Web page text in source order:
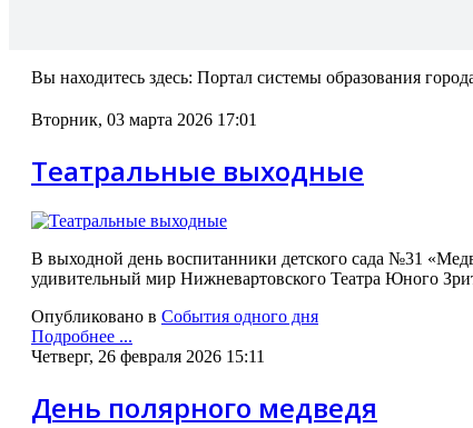
Вы находитесь здесь: Портал системы образования
Вторник, 03 марта 2026 17:01
Театральные выходные
В выходной день воспитанники детского сада №31
удивительный мир Нижневартовского Театра Юного
Опубликовано в События одного дня
Подробнее ...
Четверг, 26 февраля 2026 15:11
День полярного медведя